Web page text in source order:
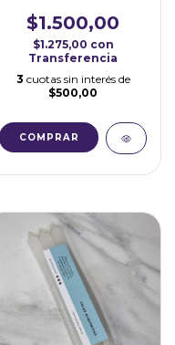
$1.500,00
$1.275,00 con
Transferencia
3 cuotas sin interés de
$500,00
COMPRAR